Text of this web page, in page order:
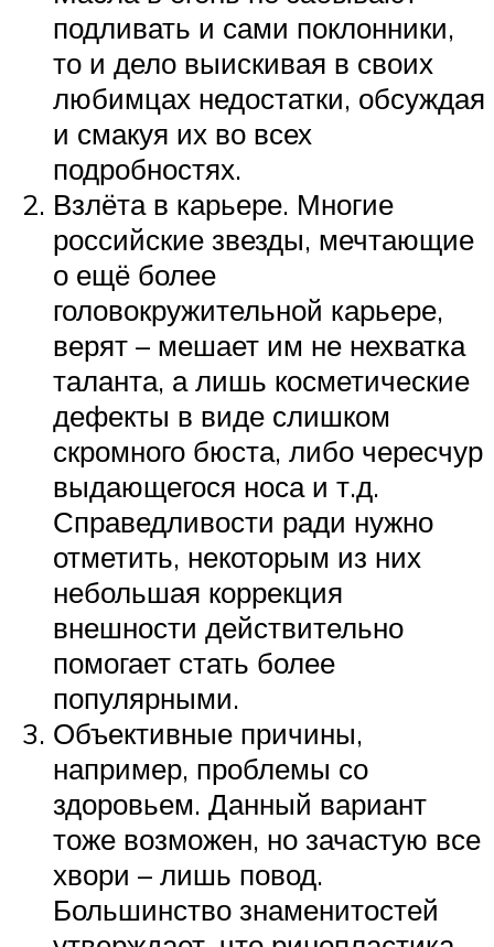
подливать и сами поклонники,
то и дело выискивая в своих
любимцах недостатки, обсуждая
и смакуя их во всех
подробностях.
Взлёта в карьере. Многие
российские звезды, мечтающие
о ещё более
головокружительной карьере,
верят – мешает им не нехватка
таланта, а лишь косметические
дефекты в виде слишком
скромного бюста, либо чересчур
выдающегося носа и т.д.
Справедливости ради нужно
отметить, некоторым из них
небольшая коррекция
внешности действительно
помогает стать более
популярными.
Объективные причины,
например, проблемы со
здоровьем. Данный вариант
тоже возможен, но зачастую все
хвори – лишь повод.
Большинство знаменитостей